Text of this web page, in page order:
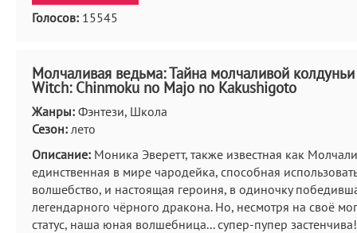
Голосов: 15545
Молчаливая ведьма: Тайна молчаливой
Witch: Chinmoku no Majo no Kakushigoto
Жанры: Фэнтези, Школа
Сезон: лето
Описание: Моника Эверетт, также известная как
единственная в мире чародейка, способная
волшебство, и настоящая героиня, в одиночку
легендарного чёрного дракона. Но, несмотря на своё
статус, наша юная волшебница... супер-пупер